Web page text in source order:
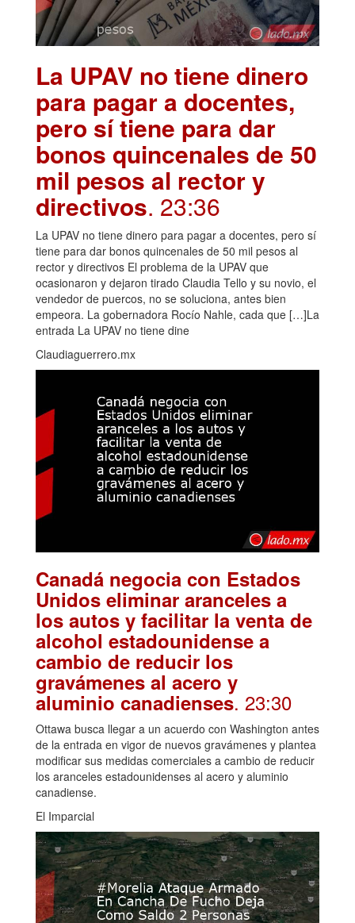
La UPAV no tiene dinero
para pagar a docentes,
pero sí tiene para dar
bonos quincenales de 50
mil pesos al rector y
directivos. 23:36
La UPAV no tiene dinero para pagar a docentes, pero sí
tiene para dar bonos quincenales de 50 mil pesos al
rector y directivos El problema de la UPAV que
ocasionaron y dejaron tirado Claudia Tello y su novio, el
vendedor de puercos, no se soluciona, antes bien
empeora. La gobernadora Rocío Nahle, cada que […]La
entrada La UPAV no tiene dine
Claudiaguerrero.mx
Canadá negocia con Estados
Unidos eliminar aranceles a
los autos y facilitar la venta de
alcohol estadounidense a
cambio de reducir los
gravámenes al acero y
aluminio canadienses. 23:30
Ottawa busca llegar a un acuerdo con Washington antes
de la entrada en vigor de nuevos gravámenes y plantea
modificar sus medidas comerciales a cambio de reducir
los aranceles estadounidenses al acero y aluminio
canadiense.
El Imparcial